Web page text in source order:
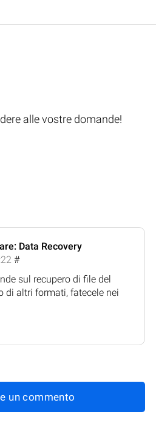
alle vostre domande!
Data Recovery
#
sul recupero di file del
di altri formati, fatecele nei
un commento